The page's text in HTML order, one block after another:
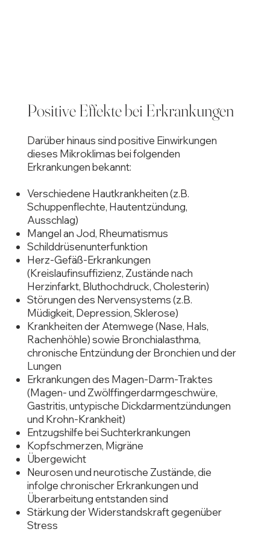
Positive Effekte bei Erkrankungen
Darüber hinaus sind positive Einwirkungen
dieses Mikroklimas bei folgenden
Erkrankungen bekannt:
Verschiedene Hautkrankheiten (z.B.
Schuppenflechte, Hautentzündung,
Ausschlag)
Mangel an Jod, Rheumatismus
Schilddrüsenunterfunktion
Herz-Gefäß-Erkrankungen
(Kreislaufinsuffizienz, Zustände nach
Herzinfarkt, Bluthochdruck, Cholesterin)
Störungen des Nervensystems (z.B.
Müdigkeit, Depression, Sklerose)
Krankheiten der Atemwege (Nase, Hals,
Rachenhöhle) sowie Bronchialasthma,
chronische Entzündung der Bronchien und der
Lungen
Erkrankungen des Magen-Darm-Traktes
(Magen- und Zwölffingerdarmgeschwüre,
Gastritis, untypische Dickdarmentzündungen
und Krohn-Krankheit)
Entzugshilfe bei Suchterkrankungen
Kopfschmerzen, Migräne
Übergewicht
Neurosen und neurotische Zustände, die
infolge chronischer Erkrankungen und
Überarbeitung entstanden sind
Stärkung der Widerstandskraft gegenüber
Stress